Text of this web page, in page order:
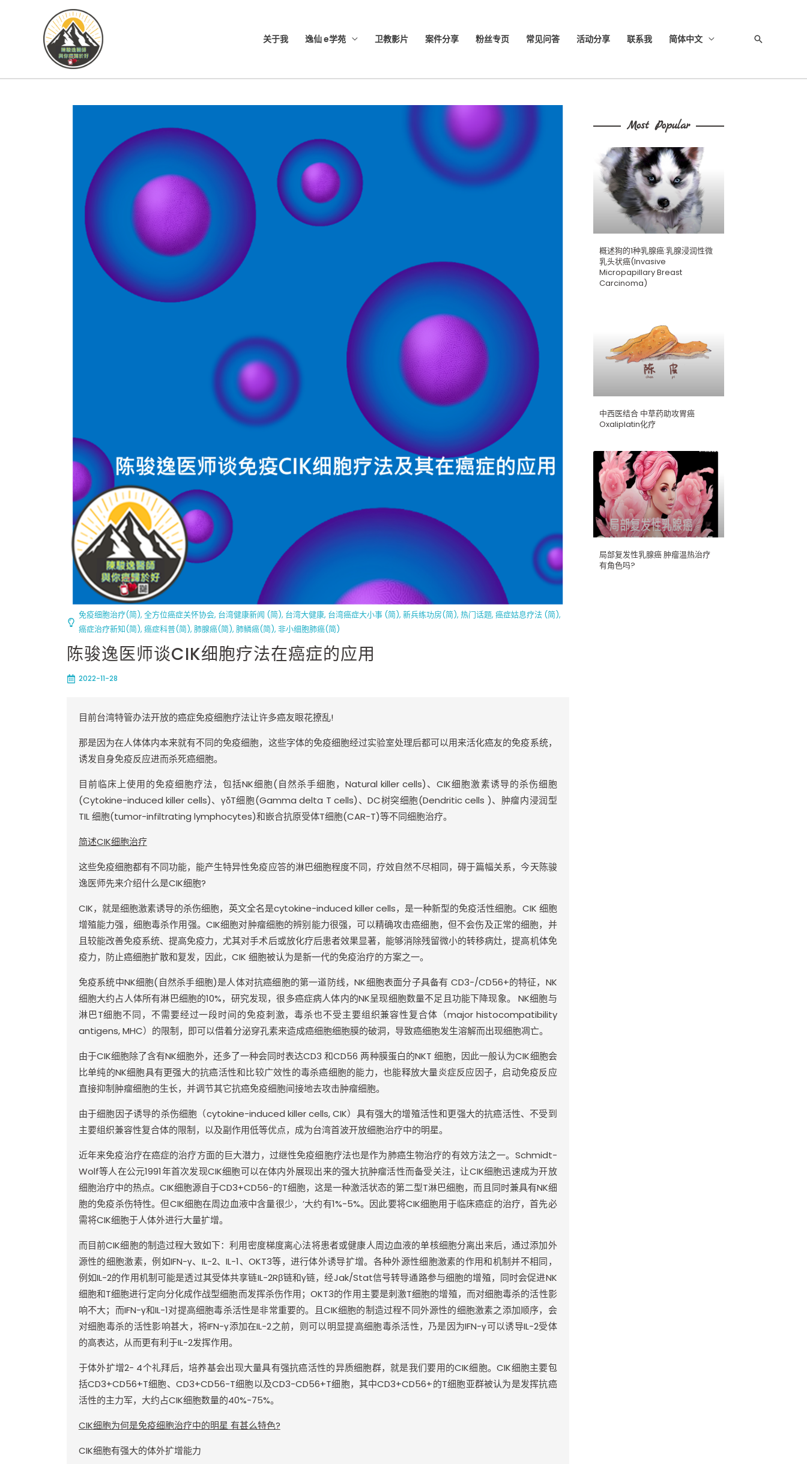
关于我 逸仙 e学苑 卫教影片 案件分享 粉丝专页 常见问答 活动分享 联系我 简体中文
搜
免疫细胞治疗(简), 全方位癌症关怀协会, 台湾健康新闻 (简), 台湾大健康, 台湾癌症大小事 (简), 新兵练功房(简), 热门话题, 癌症姑息疗法 (简),
癌症治疗新知(简), 癌症科普(简), 肺腺癌(简), 肺鳞癌(简), 非小细胞肺癌(简)
陈骏逸医师谈CIK细胞疗法在癌症的应用
2022-11-28
目前台湾特管办法开放的癌症免疫细胞疗法让许多癌友眼花撩乱!
那是因为在人体体内本来就有不同的免疫细胞，这些字体的免疫细胞经过实验室处理后都可以用来活化癌友的免疫系统，
诱发自身免疫反应进而杀死癌细胞。
目前临床上使用的免疫细胞疗法，包括NK细胞(自然杀手细胞，Natural killer cells)、CIK细胞激素诱导的杀伤细胞
(Cytokine-induced killer cells)、γδT细胞(Gamma delta T cells)、DC树突细胞(Dendritic cells )、肿瘤内浸润型
TIL细胞(tumor-infiltrating lymphocytes)和嵌合抗原受体T细胞(CAR-T)等不同细胞治疗。
简述CIK细胞治疗
这些免疫细胞都有不同功能，能产生特异性免疫应答的淋巴细胞程度不同，疗效自然不尽相同，碍于篇幅关系，今天陈骏
逸医师先来介绍什么是CIK细胞?
CIK，就是细胞激素诱导的杀伤细胞，英文全名是cytokine-induced killer cells，是一种新型的免疫活性细胞。 CIK 细胞
增殖能力强，细胞毒杀作用强。 CIK细胞对肿瘤细胞的辨别能力很强，可以精确攻击癌细胞，但不会伤及正常的细胞，并
且较能改善免疫系统、提高免疫力，尤其对手术后或放化疗后患者效果显著，能够消除残留微小的转移病灶，提高机体免
疫力，防止癌细胞扩散和复发，因此， CIK 细胞被认为是新一代的免疫治疗的方案之一。
免疫系统中NK细胞(自然杀手细胞)是人体对抗癌细胞的第一道防线，NK细胞表面分子具备有 CD3-/CD56+的特征， NK
细胞大约占人体所有淋巴细胞的10%，研究发现，很多癌症病人体内的NK呈现细胞数量不足且功能下降现象。 NK细胞与
淋巴T细胞不同，不需要经过一段时间的免疫刺激，毒杀也不受主要组织兼容性复合体（major histocompatibility
antigens, MHC）的限制，即可以借着分泌穿孔素来造成癌细胞细胞膜的破洞，导致癌细胞发生溶解而出现细胞凋亡。
由于CIK细胞除了含有NK细胞外，还多了一种会同时表达CD3和CD56 两种膜蛋白的NKT 细胞，因此一般认为CIK细胞会
比单纯的NK细胞具有更强大的抗癌活性和比较广效性的毒杀癌细胞的能力，也能释放大量炎症反应因子，启动免疫反应
直接抑制肿瘤细胞的生长，并调节其它抗癌免疫细胞间接地去攻击肿瘤细胞。
由于细胞因子诱导的杀伤细胞（cytokine-induced killer cells, CIK）具有强大的增殖活性和更强大的抗癌活性、不受到
主要组织兼容性复合体的限制，以及副作用低等优点，成为台湾首波开放细胞治疗中的明星。
近年来免疫治疗在癌症的治疗方面的巨大潜力，过继性免疫细胞疗法也是作为肺癌生物治疗的有效方法之一。 Schmidt-
Wolf等人在公元1991年首次发现CIK细胞可以在体内外展现出来的强大抗肿瘤活性而备受关注，让CIK细胞迅速成为开放
细胞治疗中的热点。 CIK细胞源自于CD3+CD56-的T细胞，这是一种激活状态的第二型T淋巴细胞，而且同时兼具有NK细
胞的免疫杀伤特性。但CIK细胞在周边血液中含量很少，’大约有1%-5%。因此要将CIK细胞用于临床癌症的治疗，首先必
需将CIK细胞于人体外进行大量扩增。
而目前CIK细胞的制造过程大致如下：利用密度梯度离心法将患者或健康人周边血液的单核细胞分离出来后，通过添加外
源性的细胞激素，例如IFN-γ、 IL-2、IL-1、 OKT3等，进行体外诱导扩增。各种外源性细胞激素的作用和机制并不相同，
例如IL-2的作用机制可能是透过其受体共享链IL-2Rβ链和γ链，经Jak/Stat信号转导通路参与细胞的增殖，同时会促进NK
细胞和T细胞进行定向分化成作战型细胞而发挥杀伤作用；OKT3的作用主要是刺激T细胞的增殖，而对细胞毒杀的活性影
响不大；而IFN-γ和IL-1对提高细胞毒杀活性是非常重要的。且CIK细胞的制造过程不同外源性的细胞激素之添加顺序，会
对细胞毒杀的活性影响甚大，将IFN-γ添加在IL-2之前，则可以明显提高细胞毒杀活性，乃是因为IFN-γ可以诱导IL-2受体
的高表达，从而更有利于IL-2发挥作用。
于体外扩增2- 4个礼拜后，培养基会出现大量具有强抗癌活性的异质细胞群，就是我们要用的CIK细胞。CIK细胞主要包
括CD3+CD56+T细胞、 CD3+CD56-T细胞以及CD3-CD56+T细胞，其中CD3+CD56+的T细胞亚群被认为是发挥抗癌
活性的主力军，大约占CIK细胞数量的40%-75%。
CIK细胞为何是免疫细胞治疗中的明星 有甚么特色?
CIK细胞有强大的体外扩增能力
Most Popular
概述狗的1种乳腺癌:乳腺浸润性微
乳头状癌(Invasive
Micropapillary Breast
Carcinoma)
中西医结合 中草药助攻胃癌
Oxaliplatin化疗
局部复发性乳腺癌 肿瘤温热治疗
有角色吗?